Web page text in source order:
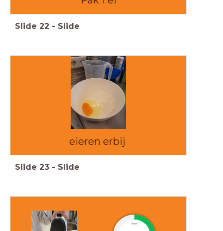
Slide 22 - Slide
eieren erbij
Slide 23 - Slide
timer